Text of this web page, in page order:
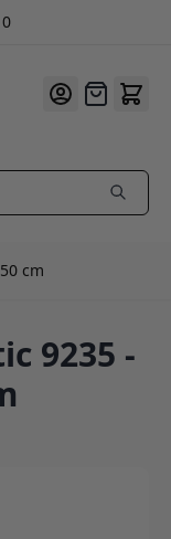
Offerte
cm
9235 -